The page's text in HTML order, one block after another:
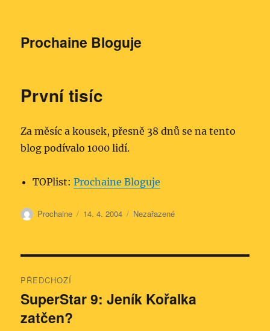
Prochaine Bloguje
První tisíc
Za měsíc a kousek, přesně 38 dnů se na tento
blog podívalo 1000 lidí.
TOPlist:Prochaine Bloguje
Autor:
Prochaine Publikováno:
14. 4. 2004 Rubriky:
Nezařazené
pro
příspěvek
PŘEDCHOZÍ
Předchozí
příspěvek:
SuperStar 9: Jeník Kořalka
zatčen?